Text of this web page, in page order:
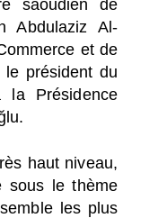
saoudien de
Abdulaziz Al-
et de
le président du
la Présidence
haut niveau,
sous le thème
les plus